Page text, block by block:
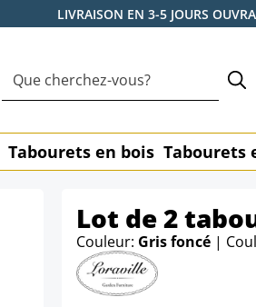
LIVRAISON EN 3-5 JOURS
Tabourets en bois Tabourets
Lot de 2
Couleur: Gris foncé |